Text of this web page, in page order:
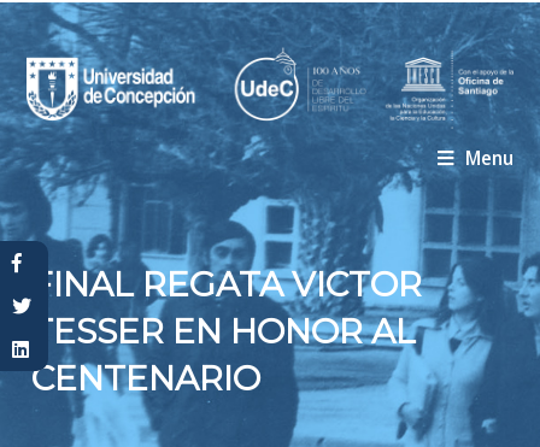
Menu
Usted está aquí
FINAL REGATA VICTOR
TESSER EN HONOR AL
CENTENARIO